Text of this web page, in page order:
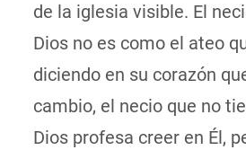
de la iglesia visible. El
Dios no es como el ateo
diciendo en su corazón
cambio, el necio que no
Dios profesa creer en Él,